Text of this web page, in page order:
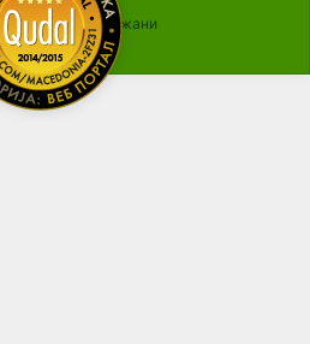
права се задржани